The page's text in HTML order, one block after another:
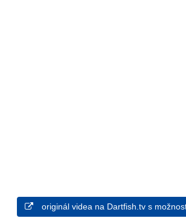
originál videa na Dartfish.tv s